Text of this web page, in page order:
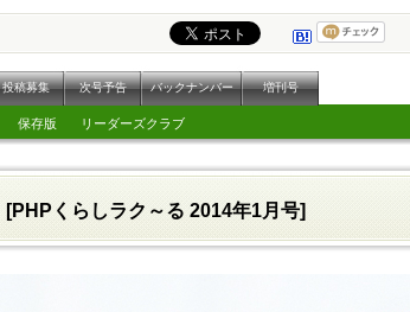
投稿募集 次号予告 バックナンバー 増刊号
保存版 リーダーズクラブ
[PHPくらしラク～る 2014年1月号]